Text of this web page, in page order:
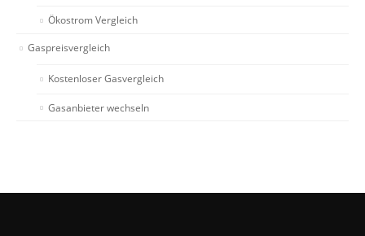
Ökostrom Vergleich
Gaspreisvergleich
Kostenloser Gasvergleich
Gasanbieter wechseln